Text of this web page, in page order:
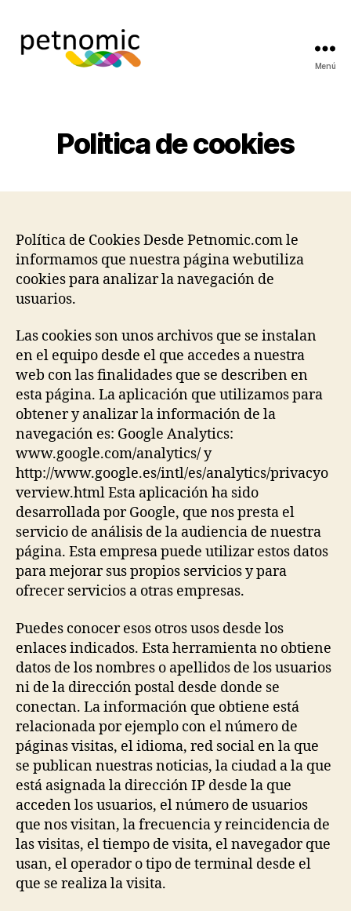
genética
Menú
Politica de cookies
Política de Cookies Desde Petnomic.com le
informamos que nuestra página webutiliza
cookies para analizar la navegación de
usuarios.
Las cookies son unos archivos que se instalan
en el equipo desde el que accedes a nuestra
web con las finalidades que se describen en
esta página. La aplicación que utilizamos para
obtener y analizar la información de la
navegación es: Google Analytics:
www.google.com/analytics/ y
http://www.google.es/intl/es/analytics/privacyo
verview.html Esta aplicación ha sido
desarrollada por Google, que nos presta el
servicio de análisis de la audiencia de nuestra
página. Esta empresa puede utilizar estos datos
para mejorar sus propios servicios y para
ofrecer servicios a otras empresas.
Puedes conocer esos otros usos desde los
enlaces indicados. Esta herramienta no obtiene
datos de los nombres o apellidos de los usuarios
ni de la dirección postal desde donde se
conectan. La información que obtiene está
relacionada por ejemplo con el número de
páginas visitas, el idioma, red social en la que
se publican nuestras noticias, la ciudad a la que
está asignada la dirección IP desde la que
acceden los usuarios, el número de usuarios
que nos visitan, la frecuencia y reincidencia de
las visitas, el tiempo de visita, el navegador que
usan, el operador o tipo de terminal desde el
que se realiza la visita.